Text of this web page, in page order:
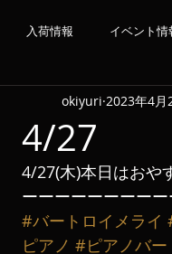
入荷情報 イベント情
ライブ、コンサ
4/27
okiyuri 2023年4月
4/27(木)本日はおや
ーーーーーーーー
#バートロイメライ
ピアノ #ピアノバー